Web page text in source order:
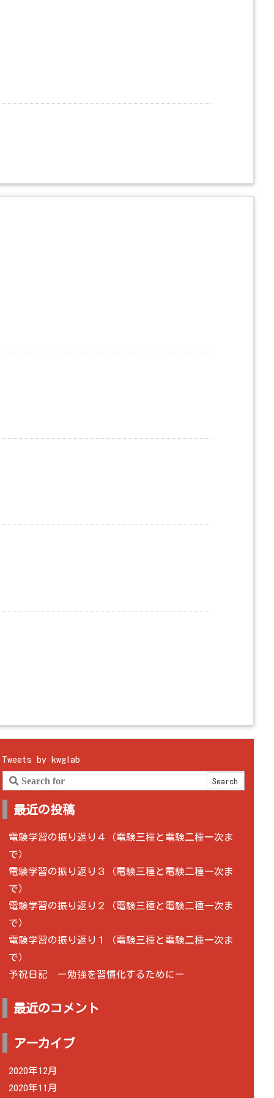
Tweets by kwglab
最近の投稿
電験学習の振り返り４（電験三種と電験二種一次ま
で）
電験学習の振り返り３（電験三種と電験二種一次ま
で）
電験学習の振り返り２（電験三種と電験二種一次ま
で）
電験学習の振り返り１（電験三種と電験二種一次ま
で）
予祝日記 ー勉強を習慣化するためにー
最近のコメント
アーカイブ
2020年12月
2020年11月